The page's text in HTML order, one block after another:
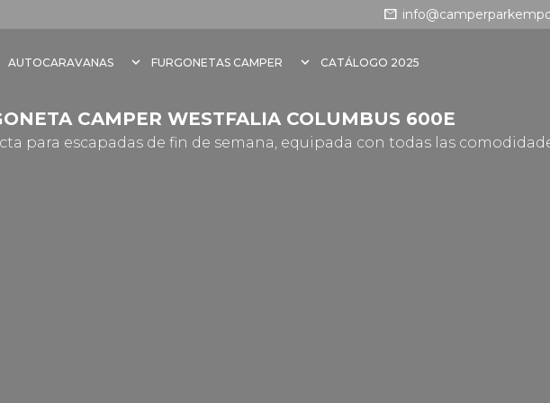
mail
AUTOCARAVANAS keyboard_arrow_down FURGONETAS CAMPER keyboard_arrow_down CATÁLOGO 2025
CAMPER WESTFALIA COLUMBUS 600E
para escapadas de fin de semana, equipada con todas las